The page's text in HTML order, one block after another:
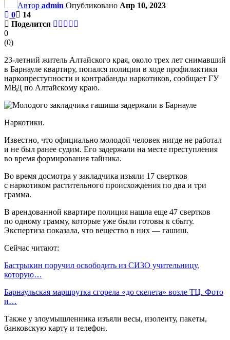
Автор admin Опубликовано Апр 10, 2023
0
14
Поделится
0
(0)
23-летний житель Алтайского края, около трех лет снимавший
в Барнауле квартиру, попался полиции в ходе профилактики
наркопреступности и контрабанды наркотиков, сообщает ГУ
МВД по Алтайскому краю.
Наркотики.
Известно, что официально молодой человек нигде не работал
и не был ранее судим. Его задержали на месте преступления
во время формирования тайника.
Во время досмотра у закладчика изъяли 17 свертков
с наркотиком растительного происхождения по два и три
грамма.
В арендованной квартире полиция нашла еще 47 свертков
по одному грамму, которые уже были готовы к сбыту.
Экспертиза показала, что вещество в них — гашиш.
Сейчас читают:
Бастрыкин поручил освободить из СИЗО учительницу,
которую…
Барнаульская маршрутка сгорела «до скелета» возле ТЦ. Фото
и…
Также у злоумышленника изъяли весы, изоленту, пакеты,
банковскую карту и телефон.